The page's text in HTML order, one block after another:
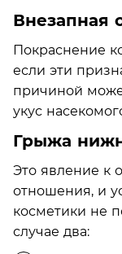
Внезапная
Покраснение
если эти
причиной
укус
Грыжа
Это явление к
отношения, и
косметики не
случае два: